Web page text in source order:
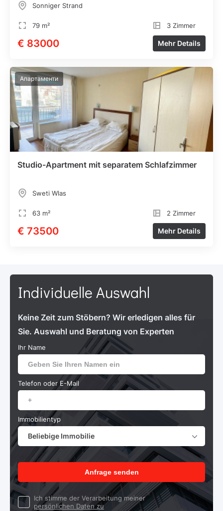
Sonniger Strand
79 m² 3 Zimmer
€ 83000 Mehr Details
Апартаменти
Studio-Apartment mit separatem Schlafzimmer
Sweti Wlas
63 m² 2 Zimmer
€ 73500 Mehr Details
Individuelle Auswahl
Keine Zeit zum Stöbern? Wir erledigen alles für
Sie. Auswahl und Beratung von Experten
Ihr Name
Telefon oder E-Mail
Immobilientyp
Beliebige Immobilie
Anfrage senden
Ich stimme der Verarbeitung meiner
persönlichen Daten zu